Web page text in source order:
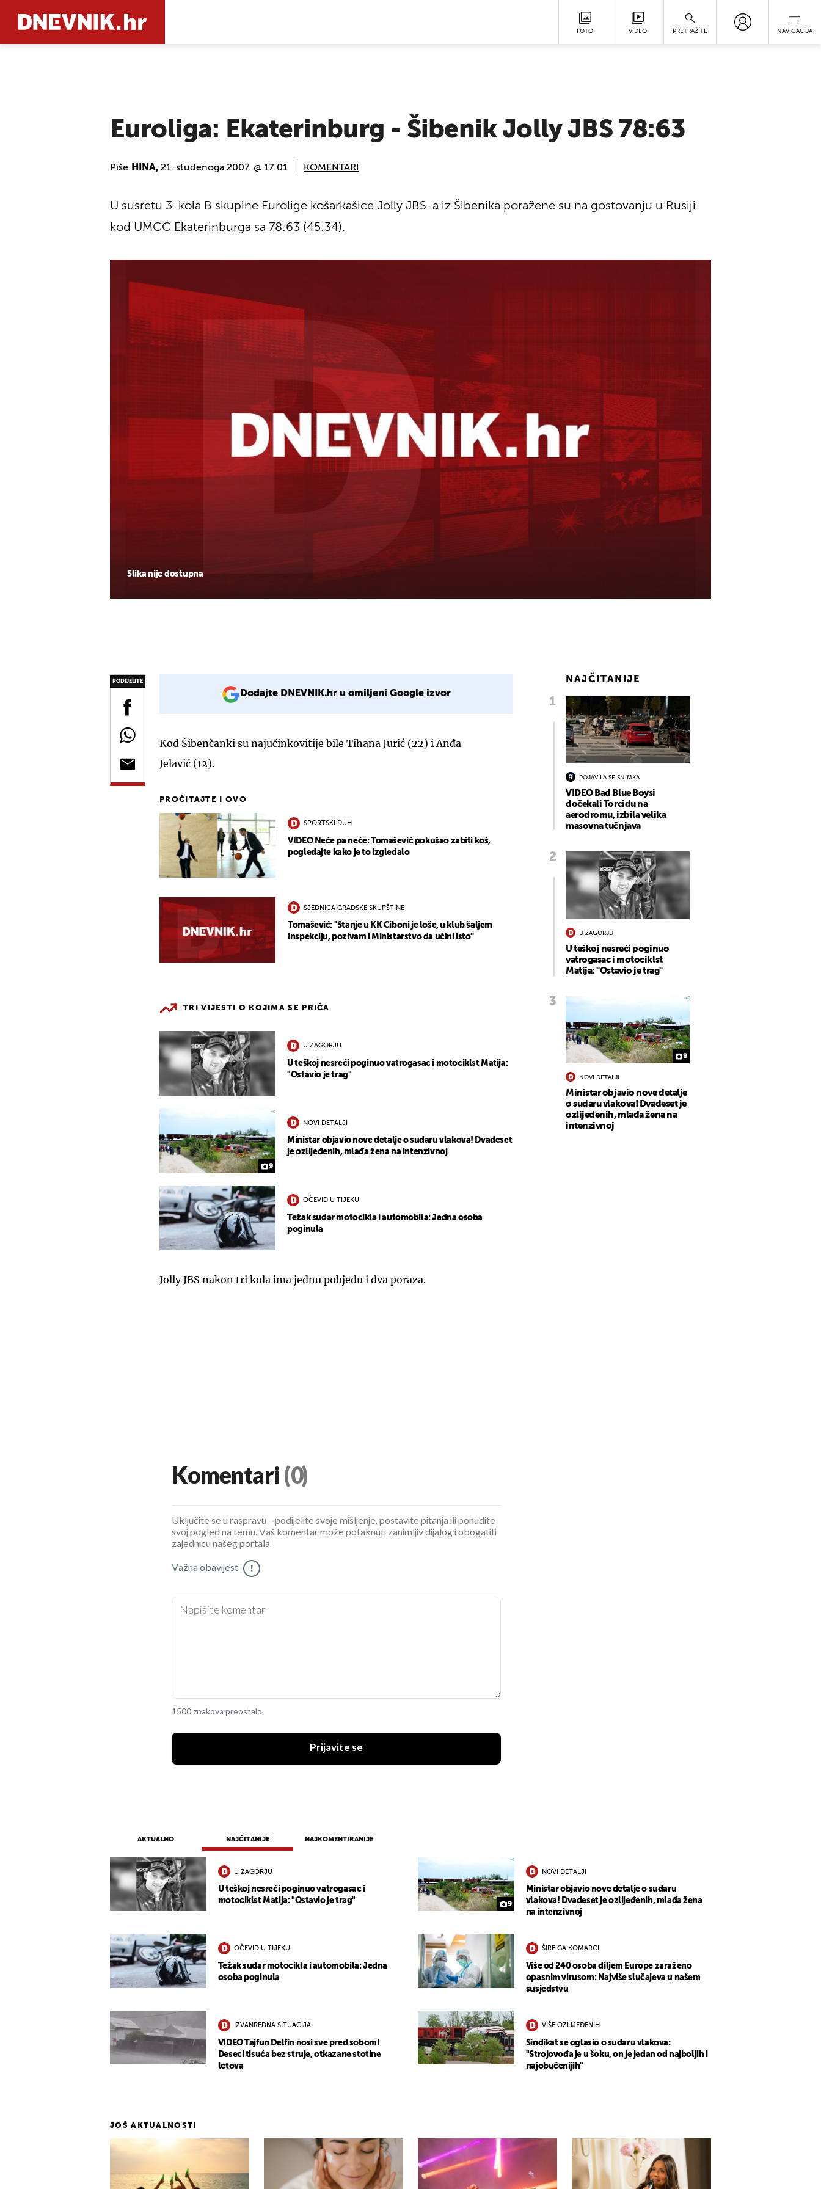
FOTO VIDEO PRETRAŽITE NAVIGACIJA
Euroliga: Ekaterinburg - Šibenik Jolly JBS 78:63
Piše HINA, 21. studenoga 2007. @ 17:01 KOMENTARI
Slika nije dostupna
U susretu 3. kola B skupine Eurolige košarkašice Jolly JBS-a iz Šibenika poražene su na gostovanju u Rusiji
kod UMCC Ekaterinburga sa 78:63 (45:34).
PODIJELITE
Dodajte DNEVNIK.hr u omiljeni Google izvor
Kod Šibenčanki su najučinkovitije bile Tihana Jurić (22) i Anđa
Jelavić (12).
PROČITAJTE I OVO
SPORTSKI DUH
VIDEO Neće pa neće: Tomašević pokušao zabiti koš,
pogledajte kako je to izgledalo
SJEDNICA GRADSKE SKUPŠTINE
Tomašević: ''Stanje u KK Ciboni je loše, u klub šaljem
inspekciju, pozivam i Ministarstvo da učini isto''
TRI VIJESTI O KOJIMA SE PRIČA
U ZAGORJU
U teškoj nesreći poginuo vatrogasac i motociklst Matija:
"Ostavio je trag"
9
NOVI DETALJI
Ministar objavio nove detalje o sudaru vlakova! Dvadeset
je ozlijeđenih, mlađa žena na intenzivnoj
OČEVID U TIJEKU
Težak sudar motocikla i automobila: Jedna osoba
poginula
Jolly JBS nakon tri kola ima jednu pobjedu i dva poraza.
NAJČITANIJE
POJAVILA SE SNIMKA
VIDEO Bad Blue Boysi
dočekali Torcidu na
aerodromu, izbila velika
masovna tučnjava
U ZAGORJU
U teškoj nesreći poginuo
vatrogasac i motociklst
Matija: "Ostavio je trag"
9
NOVI DETALJI
Ministar objavio nove detalje
o sudaru vlakova! Dvadeset je
ozlijeđenih, mlađa žena na
intenzivnoj
Komentari (0)
Uključite se u raspravu – podijelite svoje mišljenje, postavite pitanja ili ponudite
svoj pogled na temu. Vaš komentar može potaknuti zanimljiv dijalog i obogatiti
zajednicu našeg portala.
Važna obavijest !
1500 znakova preostalo
Prijavite se
AKTUALNO NAJČITANIJE NAJKOMENTIRANIJE
U ZAGORJU
U teškoj nesreći poginuo vatrogasac i
motociklst Matija: "Ostavio je trag"
9
NOVI DETALJI
Ministar objavio nove detalje o sudaru
vlakova! Dvadeset je ozlijeđenih, mlađa žena
na intenzivnoj
OČEVID U TIJEKU
Težak sudar motocikla i automobila: Jedna
osoba poginula
ŠIRE GA KOMARCI
Više od 240 osoba diljem Europe zaraženo
opasnim virusom: Najviše slučajeva u našem
susjedstvu
IZVANREDNA SITUACIJA
VIDEO Tajfun Delfin nosi sve pred sobom!
Deseci tisuća bez struje, otkazane stotine
letova
VIŠE OZLIJEĐENIH
Sindikat se oglasio o sudaru vlakova:
"Strojovođa je u šoku, on je jedan od najboljih i
najobučenijih"
JOŠ AKTUALNOSTI